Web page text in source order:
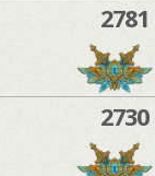
2781
2730